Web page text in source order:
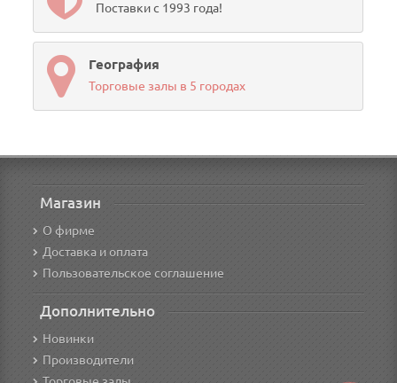
Поставки с 1993 года!
География
Торговые залы в 5 городах
Магазин
О фирме
Доставка и оплата
Пользовательское соглашение
Дополнительно
Новинки
Производители